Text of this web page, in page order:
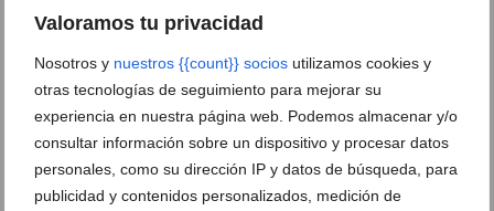
Valoramos tu privacidad
Nosotros y nuestros {{count}} socios utilizamos cookies y
otras tecnologías de seguimiento para mejorar su
experiencia en nuestra página web. Podemos almacenar y/o
consultar información sobre un dispositivo y procesar datos
personales, como su dirección IP y datos de búsqueda, para
publicidad y contenidos personalizados, medición de